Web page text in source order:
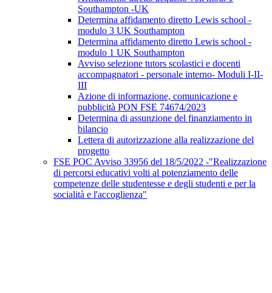
Southampton -UK
Determina affidamento diretto Lewis school -
modulo 3 UK Southampton
Determina affidamento diretto Lewis school -
modulo 1 UK Southampton
Avviso selezione tutors scolastici e docenti
accompagnatori - personale interno- Moduli I-II-
III
Azione di informazione, comunicazione e
pubblicità PON FSE 74674/2023
Determina di assunzione del finanziamento in
bilancio
Lettera di autorizzazione alla realizzazione del
progetto
FSE POC Avviso 33956 del 18/5/2022 -"Realizzazione
di percorsi educativi volti al potenziamento delle
competenze delle studentesse e degli studenti e per la
socialità e l'accoglienza"